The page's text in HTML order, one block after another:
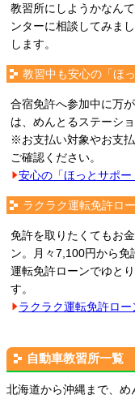
教習所にしようかなん
ンターに相談してみま
します。
教習中も安心の「ほ
合宿免許へ参加中に万
は、めんとるステーシ
※お支払い対象やお支
ご確認ください。
安心の「ほっとサポ
ラクラク運転免許ロ
免許を取りたくてもお
ン。月々7,100円から
運転免許ローンでゆと
す。
ラクラク運転免許ロ
自動車教習所一覧
北海道から沖縄まで、